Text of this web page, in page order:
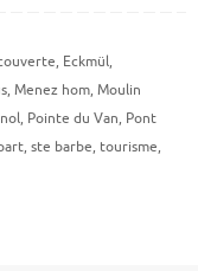
, Eckmül,
, Menez hom, Moulin
, Pointe du Van, Pont
, ste barbe, tourisme,